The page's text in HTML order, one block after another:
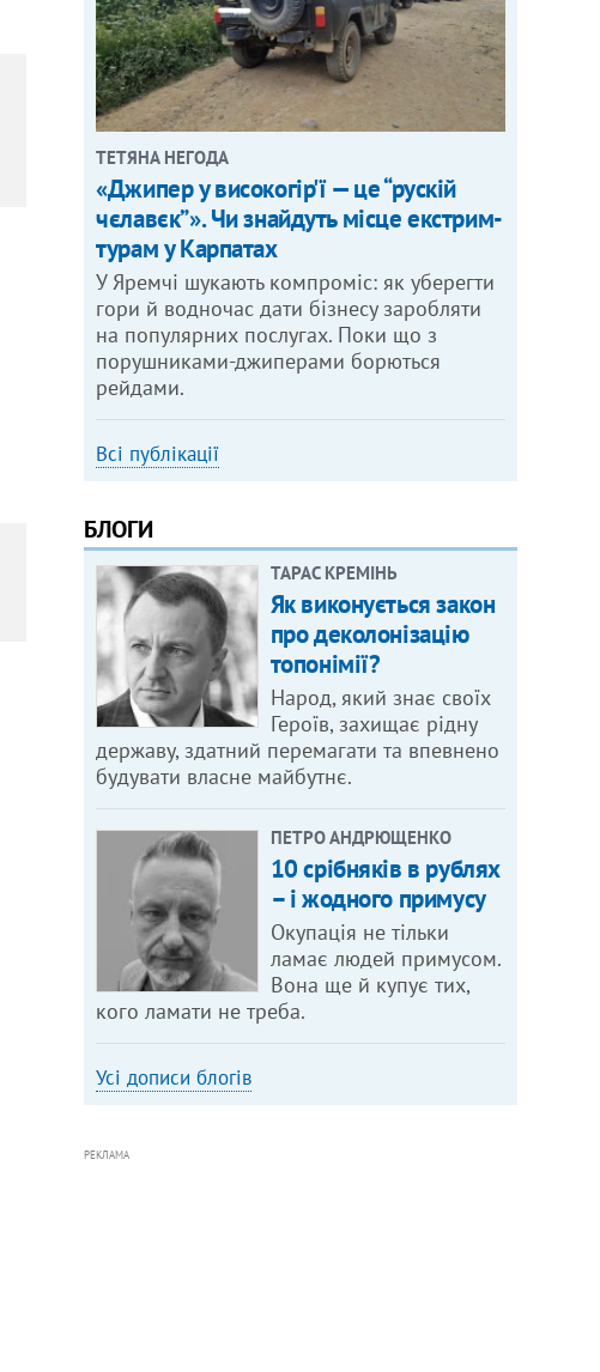
ТЕТЯНА НЕГОДА
«Джипер у високогір'ї — це “рускій
чєлавєк”». Чи знайдуть місце екстрим-
турам у Карпатах
У Яремчі шукають компроміс: як уберегти
гори й водночас дати бізнесу заробляти
на популярних послугах. Поки що з
порушниками-джиперами борються
рейдами.
Всі публікації
БЛОГИ
ТАРАС КРЕМІНЬ
Як виконується закон
про деколонізацію
топонімії?
Народ, який знає своїх
Героїв, захищає рідну
державу, здатний перемагати та впевнено
будувати власне майбутнє.
ПЕТРО АНДРЮЩЕНКО
10 срібняків в рублях
– і жодного примусу
Окупація не тільки
ламає людей примусом.
Вона ще й купує тих,
кого ламати не треба.
Усі дописи блогів
РЕКЛАМА